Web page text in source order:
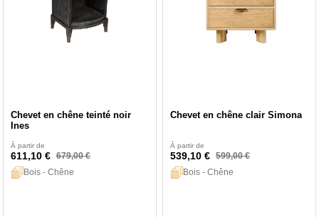
Chevet en chêne teinté noir
Ines
À partir de
611,10 € 679,00 €
Bois - Chêne
Chevet en chêne clair Simona
À partir de
539,10 € 599,00 €
Bois - Chêne